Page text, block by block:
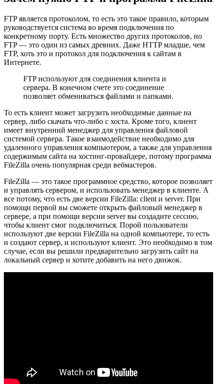
FTP является протоколом, то есть это такое правило, которым
руководствуется система во время подключения по
конкретному порту. Есть множество других протоколов, но
FTP — это один из самых древних. Даже HTTP младше, чем
FTP, хоть это и протокол для подключения к сайтам в
Интернете.
FTP используют для соединения клиента и
сервера. В конечном счете это соединение
позволяет обмениваться файлами и папками.
То есть клиент может загрузить необходимые данные на
сервер, либо скачать что-либо с хоста. Кроме того, клиент
имеет внутренний менеджер для управления файловой
системой сервера. Такое взаимодействие необходимо для
удаленного управления компьютером, а также для управления
содержимым сайта на хостинг-провайдере, потому программа
FileZilla очень популярная среди вебмастеров.
FileZilla — это такое программное средство, которое позволяет
и управлять сервером, и использовать менеджер в клиенте. А
все потому, что есть две версии FileZilla: client и server. При
помощи первой вы сможете открыть файловый менеджер в
сервере, а при помощи версии server вы создадите сессию,
чтобы клиент смог подключиться. Порой пользователи
используют две версии FileZilla на одной компьютере, то есть
и создают сервер, и используют клиент. Это необходимо в том
случае, если вы решили предварительно загрузить сайт на
локальный сервер и хотите добавить на него движок.